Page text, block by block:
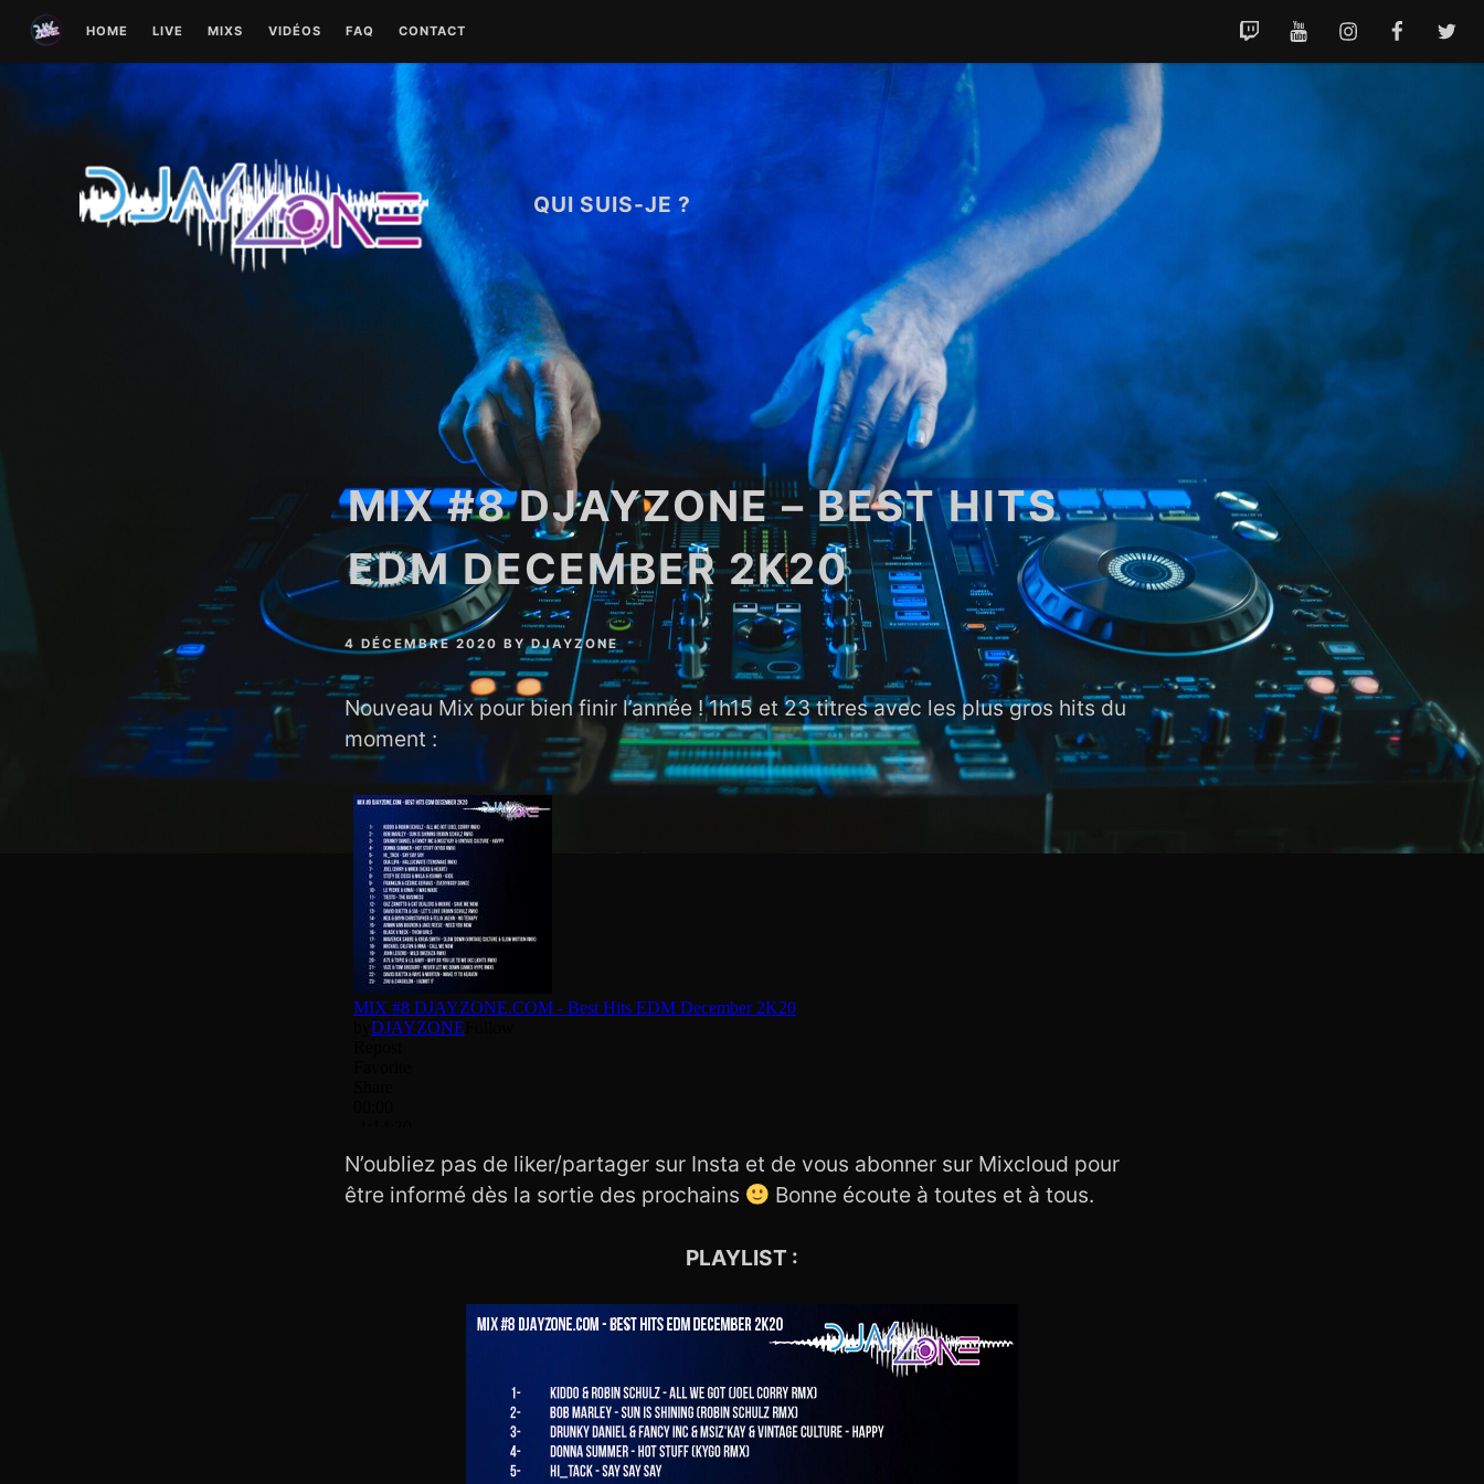
content
HOME LIVE MIXS VIDÉOS FAQ CONTACT TWITCH YOUTUBEINSTAGRAMFACEBOOK
QUI SUIS-JE ?
MIX #8 DJAYZONE – BEST HITS
EDM DECEMBER 2K20
4 DÉCEMBRE 2020 BYDJAYZONE
Nouveau Mix pour bien finir l’année ! 1h15 et 23 titres avec les plus gros hits du
moment :
N’oubliez pas de liker/partager sur Insta et de vous abonner sur Mixcloud pour
être informé dès la sortie des prochains
Bonne écoute à toutes et à tous.
PLAYLIST :